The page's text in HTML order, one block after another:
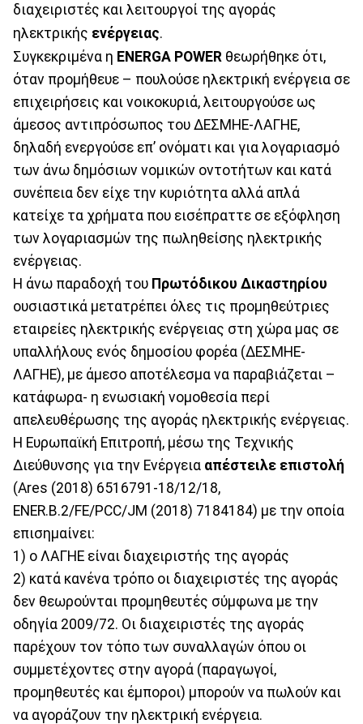
διαχειριστές και λειτουργοί της αγοράς
ηλεκτρικής ενέργειας.
Συγκεκριμένα η ENERGA POWER θεωρήθηκε ότι,
όταν προμήθευε – πουλούσε ηλεκτρική ενέργεια σε
επιχειρήσεις και νοικοκυριά, λειτουργούσε ως
άμεσος αντιπρόσωπος του ΔΕΣΜΗΕ-ΛΑΓΗΕ,
δηλαδή ενεργούσε επ’ ονόματι και για λογαριασμό
των άνω δημόσιων νομικών οντοτήτων και κατά
συνέπεια δεν είχε την κυριότητα αλλά απλά
κατείχε τα χρήματα που εισέπραττε σε εξόφληση
των λογαριασμών της πωληθείσης ηλεκτρικής
ενέργειας.
Η άνω παραδοχή του Πρωτόδικου Δικαστηρίου
ουσιαστικά μετατρέπει όλες τις προμηθεύτριες
εταιρείες ηλεκτρικής ενέργειας στη χώρα μας σε
υπαλλήλους ενός δημοσίου φορέα (ΔΕΣΜΗΕ-
ΛΑΓΗΕ), με άμεσο αποτέλεσμα να παραβιάζεται –
κατάφωρα- η ενωσιακή νομοθεσία περί
απελευθέρωσης της αγοράς ηλεκτρικής ενέργειας.
Η Ευρωπαϊκή Επιτροπή, μέσω της Τεχνικής
Διεύθυνσης για την Ενέργεια απέστειλε επιστολή
(Ares (2018) 6516791-18/12/18,
ΕΝΕR.Β.2/FE/PCC/JM (2018) 7184184) με την οποία
επισημαίνει:
1) ο ΛΑΓΗΕ είναι διαχειριστής της αγοράς
2) κατά κανένα τρόπο οι διαχειριστές της αγοράς
δεν θεωρούνται προμηθευτές σύμφωνα με την
οδηγία 2009/72. Οι διαχειριστές της αγοράς
παρέχουν τον τόπο των συναλλαγών όπου οι
συμμετέχοντες στην αγορά (παραγωγοί,
προμηθευτές και έμποροι) μπορούν να πωλούν και
να αγοράζουν την ηλεκτρική ενέργεια.